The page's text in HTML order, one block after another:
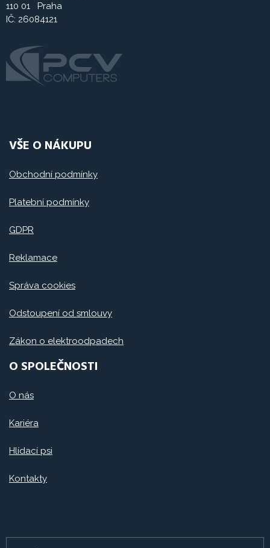
110 01 Praha
IČ: 26084121
VŠE O NÁKUPU
Obchodní podmínky
Platební podmínky
GDPR
Reklamace
Správa cookies
Odstoupení od smlouvy
Zákon o elektroodpadech
O SPOLEČNOSTI
O nás
Kariéra
Hlídací psi
Kontakty